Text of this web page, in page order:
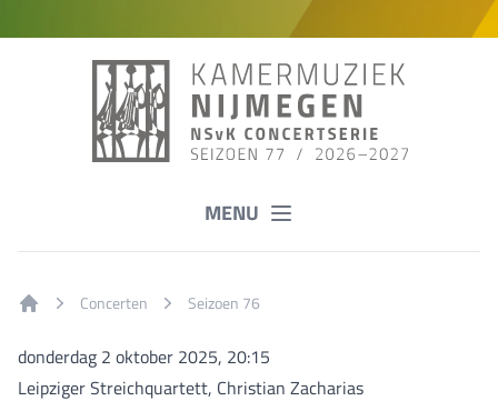
MENU
Concerten Seizoen 76
donderdag 2 oktober 2025, 20:15
Leipziger Streichquartett, Christian Zacharias